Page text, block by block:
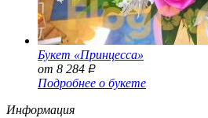
Букет «Принцесса»
от 8 284 Р
Подробнее о букете
Информация